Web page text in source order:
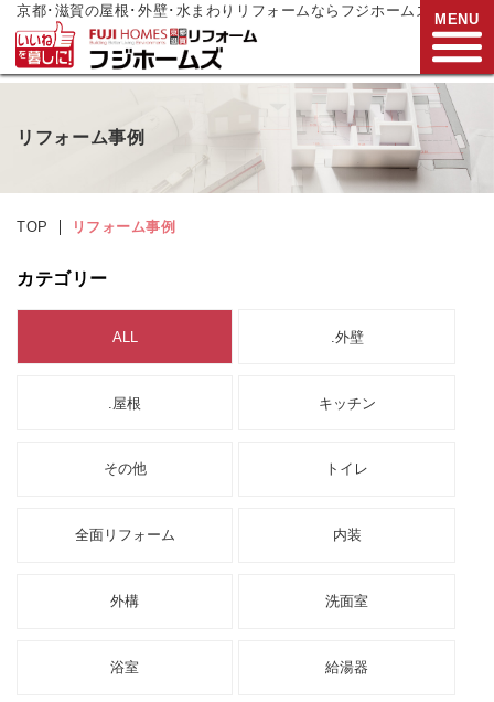
京都･滋賀の屋根･外壁･水まわりリフォームならフジホームズ
お電話でご相談
0120-272-833
営業時間:9:00～17:00水曜日定休
リフォーム事例
現場リポート
お客様の声
協力業者募集
MENU
リフォーム事例
TOP リフォーム事例
カテゴリー
ALL .外壁
.屋根 キッチン
その他 トイレ
全面リフォーム 内装
外構 洗面室
浴室 給湯器